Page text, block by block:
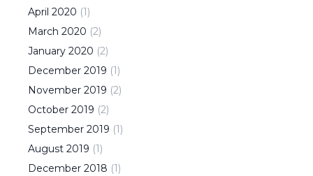
April 2020 (1)
March 2020 (2)
January 2020 (2)
December 2019 (1)
November 2019 (2)
October 2019 (2)
September 2019 (1)
August 2019 (1)
December 2018 (1)